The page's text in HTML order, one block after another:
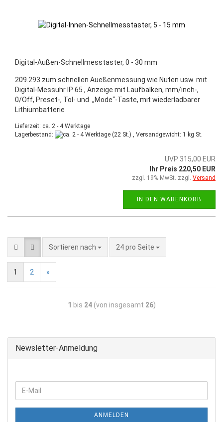
Digital-Außen-Schnellmesstaster, 0 - 30 mm
209.293 zum schnellen Aueßenmessung wie Nuten usw. mit
Digital-Messuhr IP 65 , Anzeige mit Laufbalken, mm/inch-,
0/Off, Preset-, Tol- und „Mode“-Taste, mit wiederladbarer
Lithiumbatterie
Lieferzeit: ca. 2 - 4 Werktage
Lagerbestand:
(22 St.) , Versandgewicht: 1 kg St.
UVP 315,00 EUR
Ihr Preis 220,50 EUR
zzgl. 19% MwSt. zzgl. Versand
IN DEN WARENKORB
Sortieren nach 24 pro Seite
1 2 »
1 bis 24(von insgesamt 26)
Newsletter-Anmeldung
ANMELDEN